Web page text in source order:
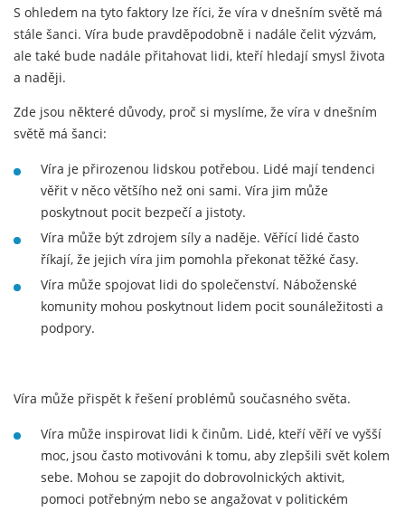
S ohledem na tyto faktory lze říci, že víra v dnešním světě má
stále šanci. Víra bude pravděpodobně i nadále čelit výzvám,
ale také bude nadále přitahovat lidi, kteří hledají smysl života
a naději.
Zde jsou některé důvody, proč si myslíme, že víra v dnešním
světě má šanci:
Víra je přirozenou lidskou potřebou. Lidé mají tendenci
věřit v něco většího než oni sami. Víra jim může
poskytnout pocit bezpečí a jistoty.
Víra může být zdrojem síly a naděje. Věřící lidé často
říkají, že jejich víra jim pomohla překonat těžké časy.
Víra může spojovat lidi do společenství. Náboženské
komunity mohou poskytnout lidem pocit sounáležitosti a
podpory.
Víra může přispět k řešení problémů současného světa.
Víra může inspirovat lidi k činům. Lidé, kteří věří ve vyšší
moc, jsou často motivováni k tomu, aby zlepšili svět kolem
sebe. Mohou se zapojit do dobrovolnických aktivit,
pomoci potřebným nebo se angažovat v politickém